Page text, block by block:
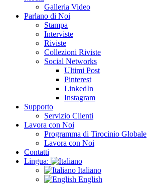
Galleria Video
Parlano di Noi
Stampa
Interviste
Riviste
Collezioni Riviste
Social Networks
Ultimi Post
Pinterest
LinkedIn
Instagram
Supporto
Servizio Clienti
Lavora con Noi
Programma di Tirocinio Globale
Lavora con Noi
Contatti
Lingua:
Italiano
English